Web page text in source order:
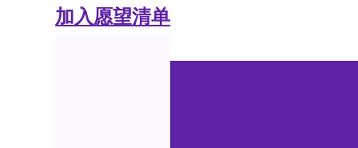
加入愿望清单